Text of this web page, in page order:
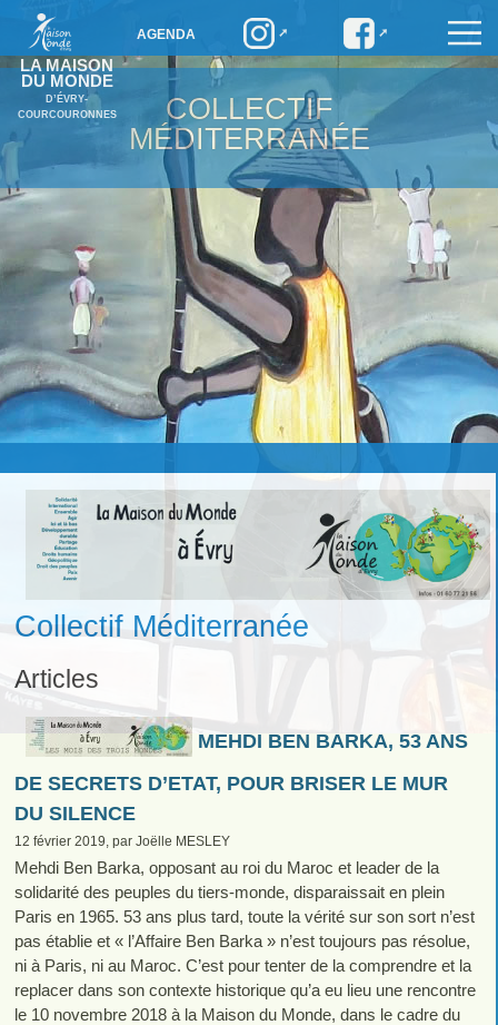
LA MAISON
DU MONDE
D’ÉVRY-
COURCOURONNES
AGENDA
COLLECTIF
MÉDITERRANÉE
Collectif Méditerranée
Articles
MEHDI BEN BARKA, 53 ANS
DE SECRETS D’ETAT, POUR BRISER LE MUR
DU SILENCE
12 février 2019, par Joëlle MESLEY
Mehdi Ben Barka, opposant au roi du Maroc et leader de la
solidarité des peuples du tiers-monde, disparaissait en plein
Paris en 1965. 53 ans plus tard, toute la vérité sur son sort n’est
pas établie et « l’Affaire Ben Barka » n’est toujours pas résolue,
ni à Paris, ni au Maroc. C’est pour tenter de la comprendre et la
replacer dans son contexte historique qu’a eu lieu une rencontre
le 10 novembre 2018 à la Maison du Monde, dans le cadre du